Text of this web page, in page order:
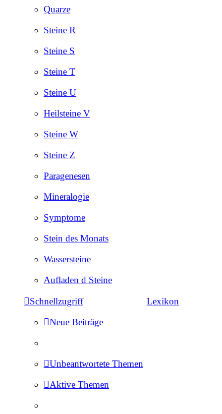
Quarze
Steine R
Steine S
Steine T
Steine U
Heilsteine V
Steine W
Steine Z
Paragenesen
Mineralogie
Symptome
Stein des Monats
Wassersteine
Aufladen d Steine
Schnellzugriff
Neue Beiträge
Unbeantwortete Themen
Aktive Themen
Lexikon